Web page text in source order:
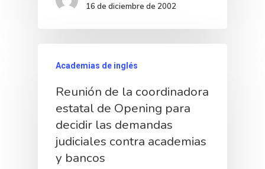
16 de diciembre de 2002
Academias de inglés
Reunión de la coordinadora
estatal de Opening para
decidir las demandas
judiciales contra academias
y bancos